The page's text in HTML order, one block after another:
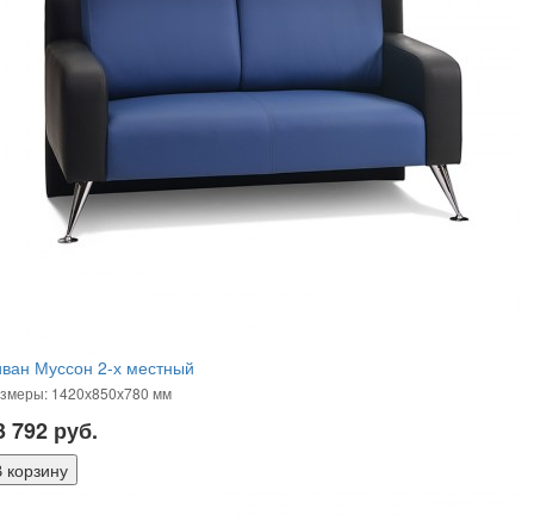
Муссон 2-х местный
1420х850х780 мм
792 руб.